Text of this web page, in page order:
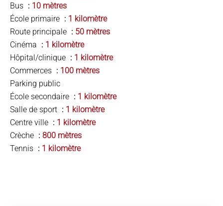
Bus
10 mètres
École primaire
1 kilomètre
Route principale
50 mètres
Cinéma
1 kilomètre
Hôpital/clinique
1 kilomètre
Commerces
100 mètres
Parking public
École secondaire
1 kilomètre
Salle de sport
1 kilomètre
Centre ville
1 kilomètre
Crèche
800 mètres
Tennis
1 kilomètre